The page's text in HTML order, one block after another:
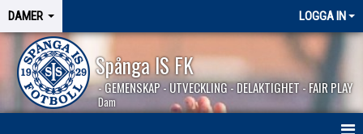
DAMER LOGGA IN
Spånga IS FK
- GEMENSKAP - UTVECKLING - DELAKTIGHET - FAIR PLAY
Dam